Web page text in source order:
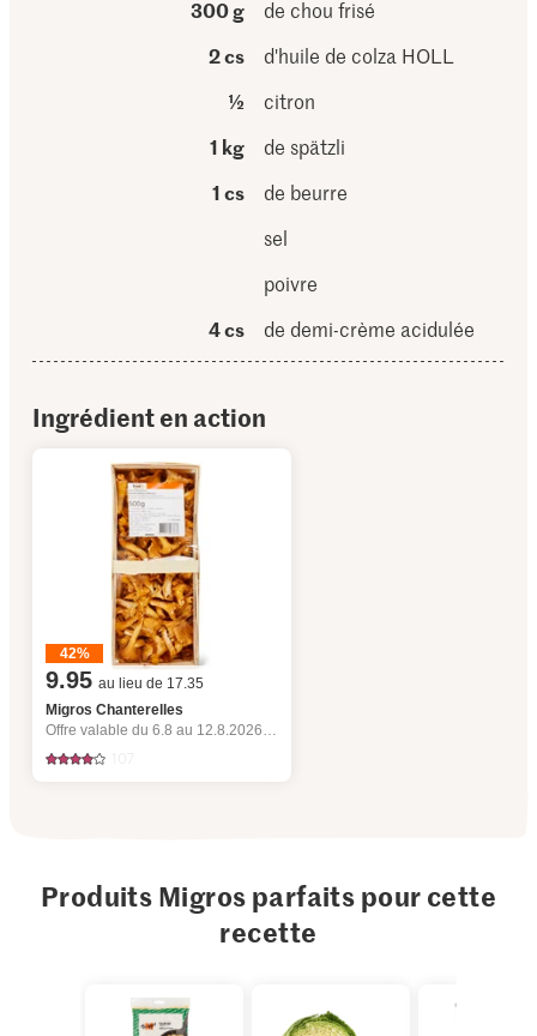
300 g
de chou frisé
2 cs
d'huile de colza HOLL
½
citron
1 kg
de spätzli
1 cs
de beurre
sel
poivre
4 cs
de demi-crème acidulée
Ingrédient en action
42%
9.95 au lieu de 17.35
Migros Chanterelles
Offre valable du 6.8 au 12.8.2026, jusqu’à épuisement du stock.
Produits Migros parfaits pour cette
recette